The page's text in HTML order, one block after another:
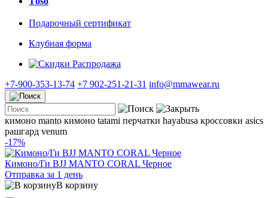
Подарочный сертификат
Клубная форма
Распродажа
+7-900-353-13-74 +7 902-251-21-31 info@mmawear.ru
кимоно manto кимоно tatami перчатки hayabusa кроссовки asics
рашгард venum
-17%
Кимоно/Ги BJJ MANTO CORAL Черное
Отправка за 1 день
В корзину